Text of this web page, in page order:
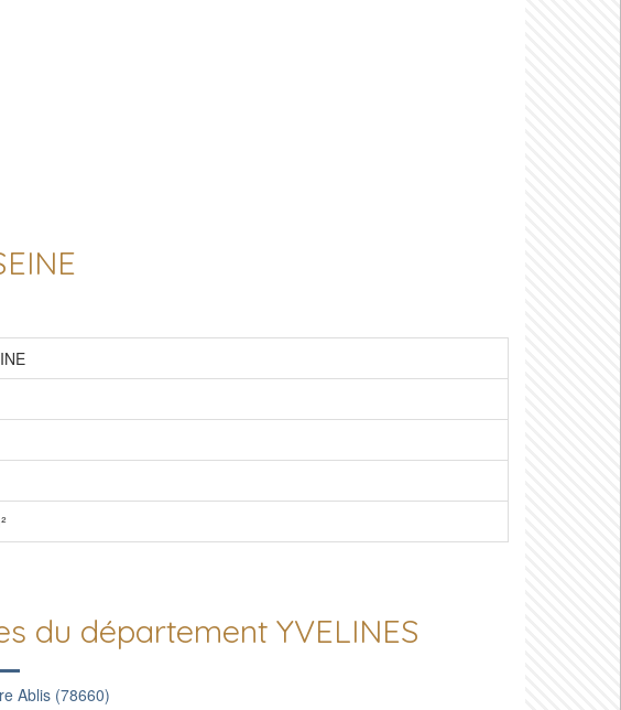
du département YVELINES
Ablis (78660)